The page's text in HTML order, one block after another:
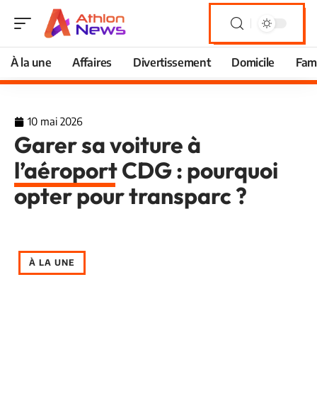
À la une Affaires Divertissement Domicile
10 mai 2026
Garer sa voiture à
l’aéroport CDG : pourquoi
opter pour transparc ?
À LA UNE